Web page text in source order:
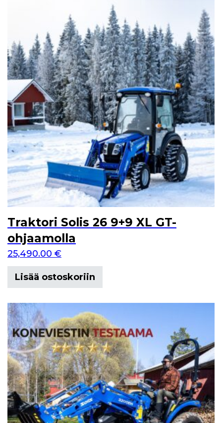
Traktori Solis 26 9+9 XL GT-
ohjaamolla
25,490.00 €
Lisää ostoskoriin